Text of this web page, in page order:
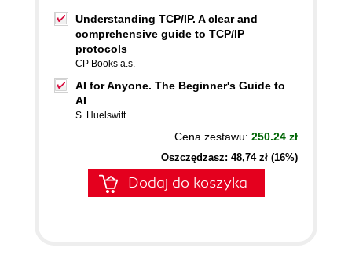
Understanding TCP/IP. A clear and
comprehensive guide to TCP/IP
protocols
CP Books a.s.
AI for Anyone. The Beginner's Guide to
AI
S. Huelswitt
Cena zestawu: 250.24 zł
Oszczędzasz: 48,74 zł (16%)
Dodaj do koszyka